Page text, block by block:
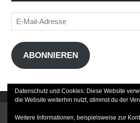
E-
Mail-
Adresse
ABONNIEREN
Datenschutz und Cookies: Diese Website
die Website weiterhin nutzt, stimmst du der
Weitere Informationen, beispielsweise zur